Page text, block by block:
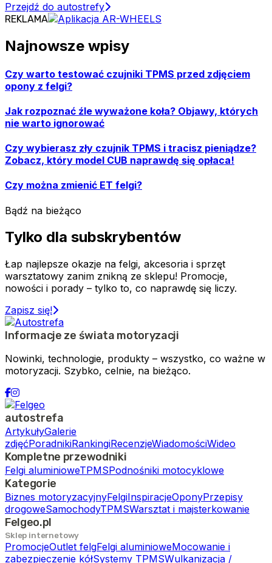
Przejdź do autostrefy
REKLAMA
Najnowsze wpisy
Czy warto testować czujniki TPMS przed zdjęciem
opony z felgi?
Jak rozpoznać źle wyważone koła? Objawy, których
nie warto ignorować
Czy wybierasz zły czujnik TPMS i tracisz pieniądze?
Zobacz, który model CUB naprawdę się opłaca!
Czy można zmienić ET felgi?
Bądź na bieżąco
Tylko dla subskrybentów
Łap najlepsze okazje na felgi, akcesoria i sprzęt
warsztatowy zanim znikną ze sklepu! Promocje,
nowości i porady – tylko to, co naprawdę się liczy.
Zapisz się!
Informacje ze świata motoryzacji
Nowinki, technologie, produkty – wszystko, co ważne w
motoryzacji. Szybko, celnie, na bieżąco.
autostrefa
ArtykułyGalerie
zdjęćPoradnikiRankingiRecenzjeWiadomościWideo
Kompletne przewodniki
Felgi aluminioweTPMSPodnośniki motocyklowe
Kategorie
Biznes motoryzacyjnyFelgiInspiracjeOponyPrzepisy
drogoweSamochodyTPMSWarsztat i majsterkowanie
Felgeo.pl
Sklep internetowy
PromocjeOutlet felgFelgi aluminioweMocowanie i
zabezpieczenie kółSystemy TPMSWulkanizacja /